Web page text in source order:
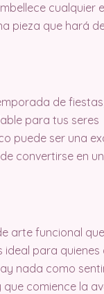
cualquier
pieza que hará
de
para tus seres
puede ser una
convertirse en
arte funcional
para quienes
nada como
que comience la